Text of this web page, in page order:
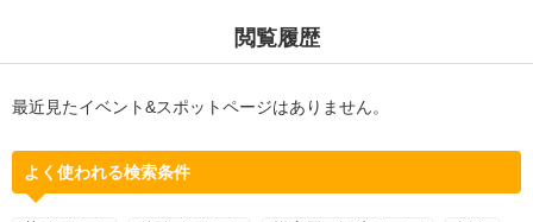
閲覧履歴
最近見たイベント&スポットページはありません。
よく使われる検索条件